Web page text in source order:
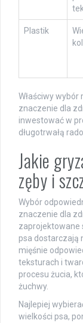
Plastik
Właściwy
znaczenie dla
inwestować w
długotrwałą
Jakie
zęby i
Wybór
znaczenie dla
zaprojektowane
psa dostarczają
mięśnie
teksturach i
procesu żucia,
żuchwy.
Najlepiej
wielkości psa,